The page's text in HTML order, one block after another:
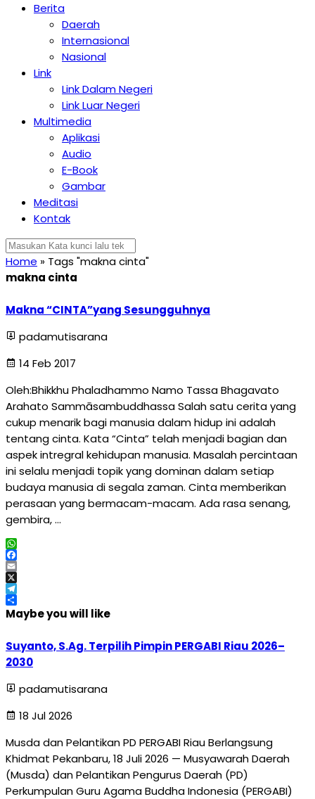
Berita
Daerah
Internasional
Nasional
Link
Link Dalam Negeri
Link Luar Negeri
Multimedia
Aplikasi
Audio
E-Book
Gambar
Meditasi
Kontak
Home » Tags "makna cinta"
makna cinta
Makna “CINTA”yang Sesungguhnya
padamutisarana
14 Feb 2017
Oleh:Bhikkhu Phaladhammo Namo Tassa Bhagavato
Arahato Sammāsambuddhassa Salah satu cerita yang
cukup menarik bagi manusia dalam hidup ini adalah
tentang cinta. Kata “Cinta” telah menjadi bagian dan
aspek intregral kehidupan manusia. Masalah percintaan
ini selalu menjadi topik yang dominan dalam setiap
budaya manusia di segala zaman. Cinta memberikan
perasaan yang bermacam-macam. Ada rasa senang,
gembira, …
WhatsApp
Facebook
Email
X
Telegram
Share
Maybe you will like
Suyanto, S.Ag. Terpilih Pimpin PERGABI Riau 2026–
2030
padamutisarana
18 Jul 2026
Musda dan Pelantikan PD PERGABI Riau Berlangsung
Khidmat Pekanbaru, 18 Juli 2026 — Musyawarah Daerah
(Musda) dan Pelantikan Pengurus Daerah (PD)
Perkumpulan Guru Agama Buddha Indonesia (PERGABI)